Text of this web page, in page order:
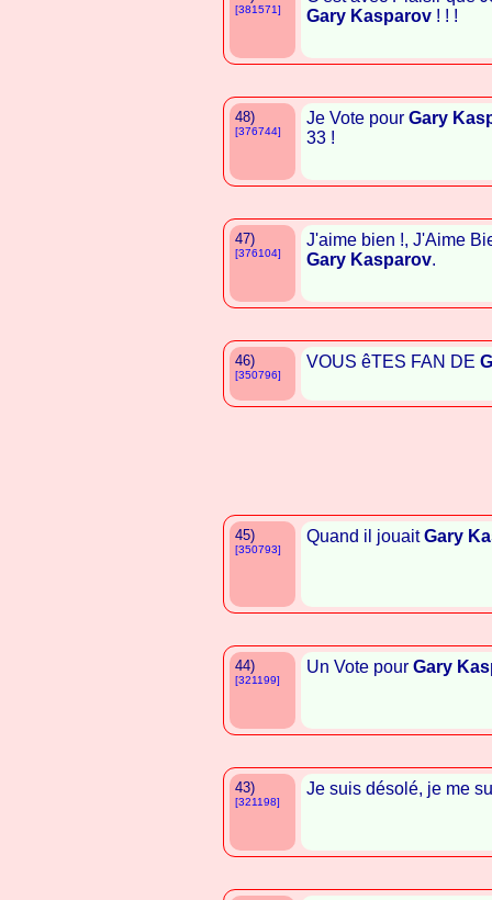
[381571]
Gary Kasparov ! ! !
48)
[376744]
Je Vote pour Gary
33 !
47)
[376104]
J'aime bien !, J'Aime
Gary Kasparov.
46)
[350796]
VOUS êTES FAN DE
45)
[350793]
Quand il jouaitGary
44)
[321199]
Un Vote pour Gary
43)
[321198]
Je suis désolé, je me